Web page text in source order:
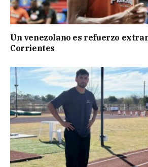
Un venezolano es refuerzo
Corrientes